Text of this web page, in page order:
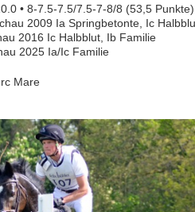
• 8-7.5-7.5/7.5-7-8/8 (53,5 Punkte)
2009 Ia Springbetonte, Ic
Ic Halbblut, Ib Familie
Ia/Ic Familie
Mare